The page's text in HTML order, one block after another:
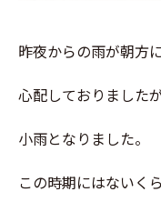
昨夜からの雨が朝方
心配しておりました
小雨となりました。
この時期にはないく